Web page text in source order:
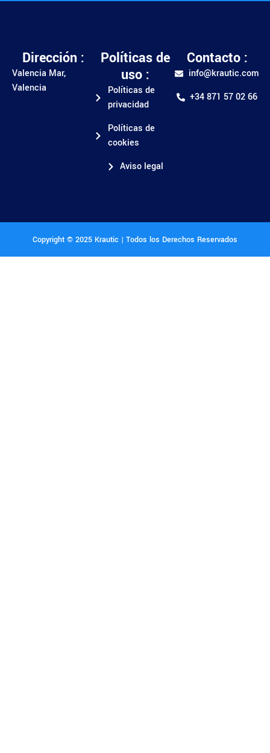
Dirección :
Valencia Mar,
Valencia
Políticas de
uso :
Políticas de
privacidad
Políticas de
cookies
Aviso legal
Contacto :
info@krautic.com
+34 871 57 02 66
Copyright © 2025 Krautic | Todos los Derechos Reservados